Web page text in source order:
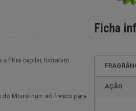
Ficha
AÇÃO
fibra capilar, hidratam
do Monoï num só frasco para